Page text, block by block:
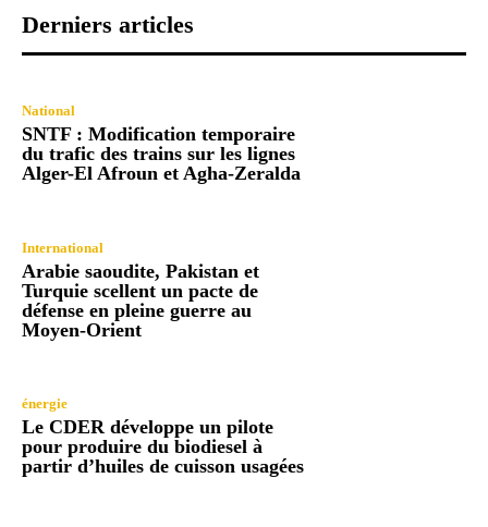
Derniers articles
National
SNTF : Modification temporaire
du trafic des trains sur les lignes
Alger-El Afroun et Agha-Zeralda
International
Arabie saoudite, Pakistan et
Turquie scellent un pacte de
défense en pleine guerre au
Moyen-Orient
énergie
Le CDER développe un pilote
pour produire du biodiesel à
partir d’huiles de cuisson usagées